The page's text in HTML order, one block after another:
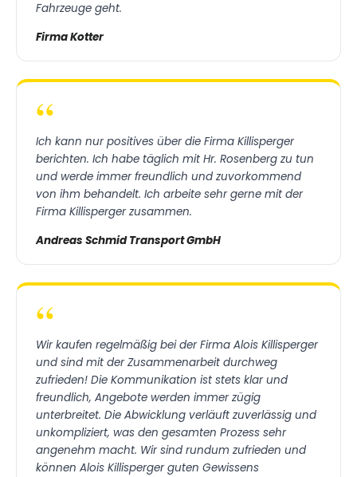
Fahrzeuge geht.
Firma Kotter
“
Ich kann nur positives über die Firma Killisperger
berichten. Ich habe täglich mit Hr. Rosenberg zu tun
und werde immer freundlich und zuvorkommend
von ihm behandelt. Ich arbeite sehr gerne mit der
Firma Killisperger zusammen.
Andreas Schmid Transport GmbH
“
Wir kaufen regelmäßig bei der Firma Alois Killisperger
und sind mit der Zusammenarbeit durchweg
zufrieden! Die Kommunikation ist stets klar und
freundlich, Angebote werden immer zügig
unterbreitet. Die Abwicklung verläuft zuverlässig und
unkompliziert, was den gesamten Prozess sehr
angenehm macht. Wir sind rundum zufrieden und
können Alois Killisperger guten Gewissens